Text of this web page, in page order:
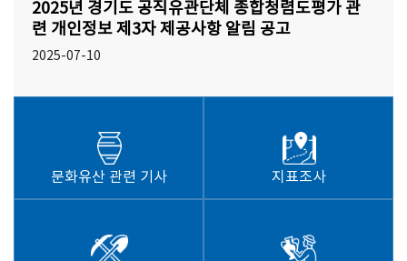
2025년 경기도 공직유관단체 종합청렴도평가 관
련 개인정보 제3자 제공사항 알림 공고
2025-07-10
문화유산 관련 기사 지표조사